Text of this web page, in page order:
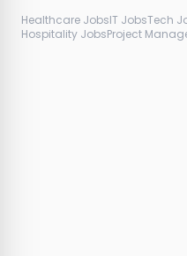
Healthcare JobsIT JobsTech
Hospitality JobsProject